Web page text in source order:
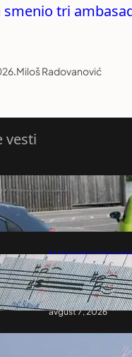
smenio tri
.Miloš Radovanović
vesti
Zašto
tražimo adresu
avgust 7, 2026
Najsporiji
kompozicija notu
2640. godine –
sveta
avgust 7, 2026
Moguća